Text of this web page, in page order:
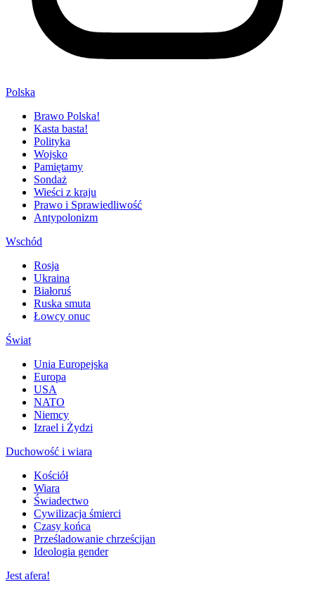
Polska
Brawo Polska!
Kasta basta!
Polityka
Wojsko
Pamiętamy
Sondaż
Wieści z kraju
Prawo i Sprawiedliwość
Antypolonizm
Wschód
Rosja
Ukraina
Białoruś
Ruska smuta
Łowcy onuc
Świat
Unia Europejska
Europa
USA
NATO
Niemcy
Izrael i Żydzi
Duchowość i wiara
Kościół
Wiara
Świadectwo
Cywilizacja śmierci
Czasy końca
Prześladowanie chrześcijan
Ideologia gender
Jest afera!